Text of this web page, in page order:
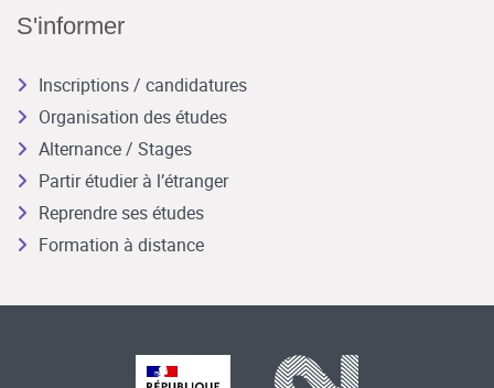
S'informer
Inscriptions / candidatures
Organisation des études
Alternance / Stages
Partir étudier à l’étranger
Reprendre ses études
Formation à distance